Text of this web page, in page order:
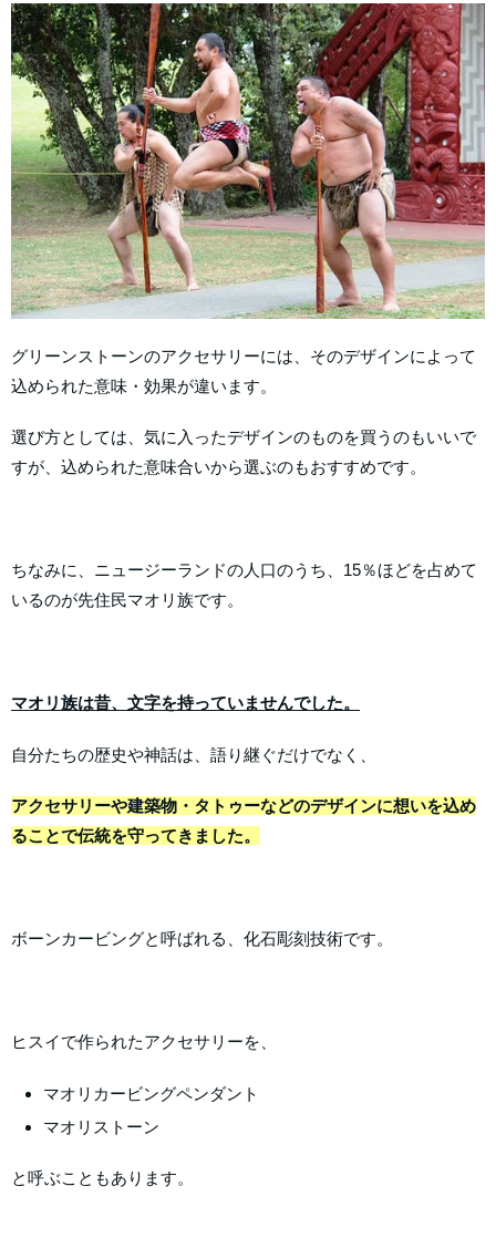
グリーンストーンのアクセサリーには、そのデザインによって
込められた意味・効果が違います。
選び方としては、気に入ったデザインのものを買うのもいいで
すが、込められた意味合いから選ぶのもおすすめです。
ちなみに、ニュージーランドの人口のうち、15％ほどを占めて
いるのが先住民マオリ族です。
マオリ族は昔、文字を持っていませんでした。
自分たちの歴史や神話は、語り継ぐだけでなく、
アクセサリーや建築物・タトゥーなどのデザインに想いを込め
ることで伝統を守ってきました。
ボーンカービングと呼ばれる、化石彫刻技術です。
ヒスイで作られたアクセサリーを、
マオリカービングペンダント
マオリストーン
と呼ぶこともあります。